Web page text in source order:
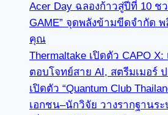
Acer Day ฉลองก้าวสู่ปีที่ 10 ช
GAME” จุดพลังข้ามขีดจำกัด
คุณ
Thermaltake เปิดตัว CAPO X:
ตอบโจทย์สาย AI, สตรีมเมอร์
เปิดตัว “Quantum Club
เอกชน–นักวิจัย วางรากฐานร